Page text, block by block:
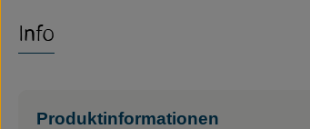
Info
Produktinformationen